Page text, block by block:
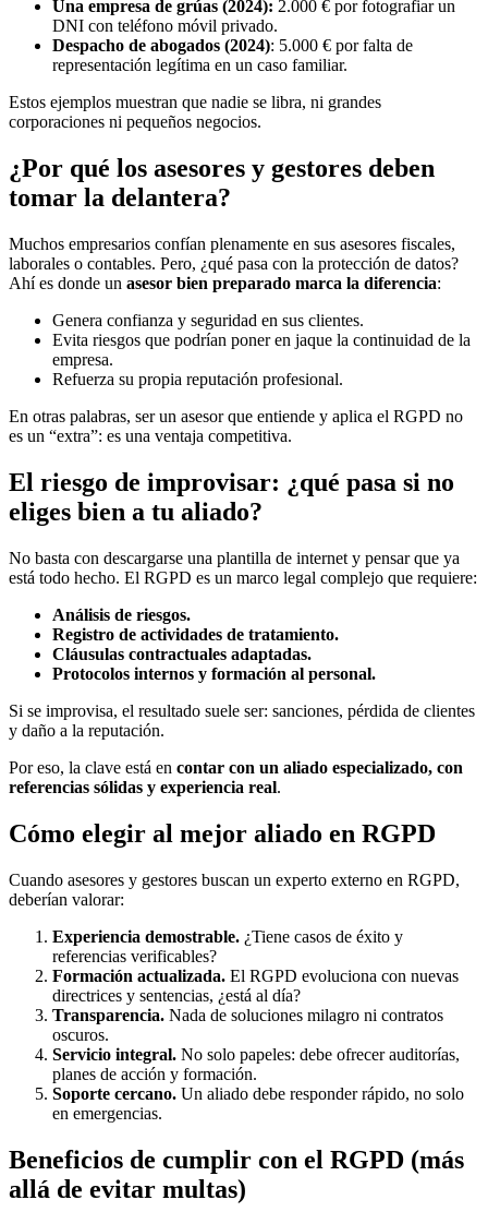
Una empresa de grúas (2024): 2.000 € por fotografiar un
DNI con teléfono móvil privado.
Despacho de abogados (2024): 5.000 € por falta de
representación legítima en un caso familiar.
Estos ejemplos muestran que nadie se libra, ni grandes
corporaciones ni pequeños negocios.
¿Por qué los asesores y gestores deben
tomar la delantera?
Muchos empresarios confían plenamente en sus asesores fiscales,
laborales o contables. Pero, ¿qué pasa con la protección de datos?
Ahí es donde un asesor bien preparado marca la diferencia:
Genera confianza y seguridad en sus clientes.
Evita riesgos que podrían poner en jaque la continuidad de la
empresa.
Refuerza su propia reputación profesional.
En otras palabras, ser un asesor que entiende y aplica el RGPD no
es un “extra”: es una ventaja competitiva.
El riesgo de improvisar: ¿qué pasa si no
eliges bien a tu aliado?
No basta con descargarse una plantilla de internet y pensar que ya
está todo hecho. El RGPD es un marco legal complejo que requiere:
Análisis de riesgos.
Registro de actividades de tratamiento.
Cláusulas contractuales adaptadas.
Protocolos internos y formación al personal.
Si se improvisa, el resultado suele ser: sanciones, pérdida de clientes
y daño a la reputación.
Por eso, la clave está en contar con un aliado especializado, con
referencias sólidas y experiencia real.
Cómo elegir al mejor aliado en RGPD
Cuando asesores y gestores buscan un experto externo en RGPD,
deberían valorar:
Experiencia demostrable. ¿Tiene casos de éxito y
referencias verificables?
Formación actualizada. El RGPD evoluciona con nuevas
directrices y sentencias, ¿está al día?
Transparencia. Nada de soluciones milagro ni contratos
oscuros.
Servicio integral. No solo papeles: debe ofrecer auditorías,
planes de acción y formación.
Soporte cercano. Un aliado debe responder rápido, no solo
en emergencias.
Beneficios de cumplir con el RGPD (más
allá de evitar multas)